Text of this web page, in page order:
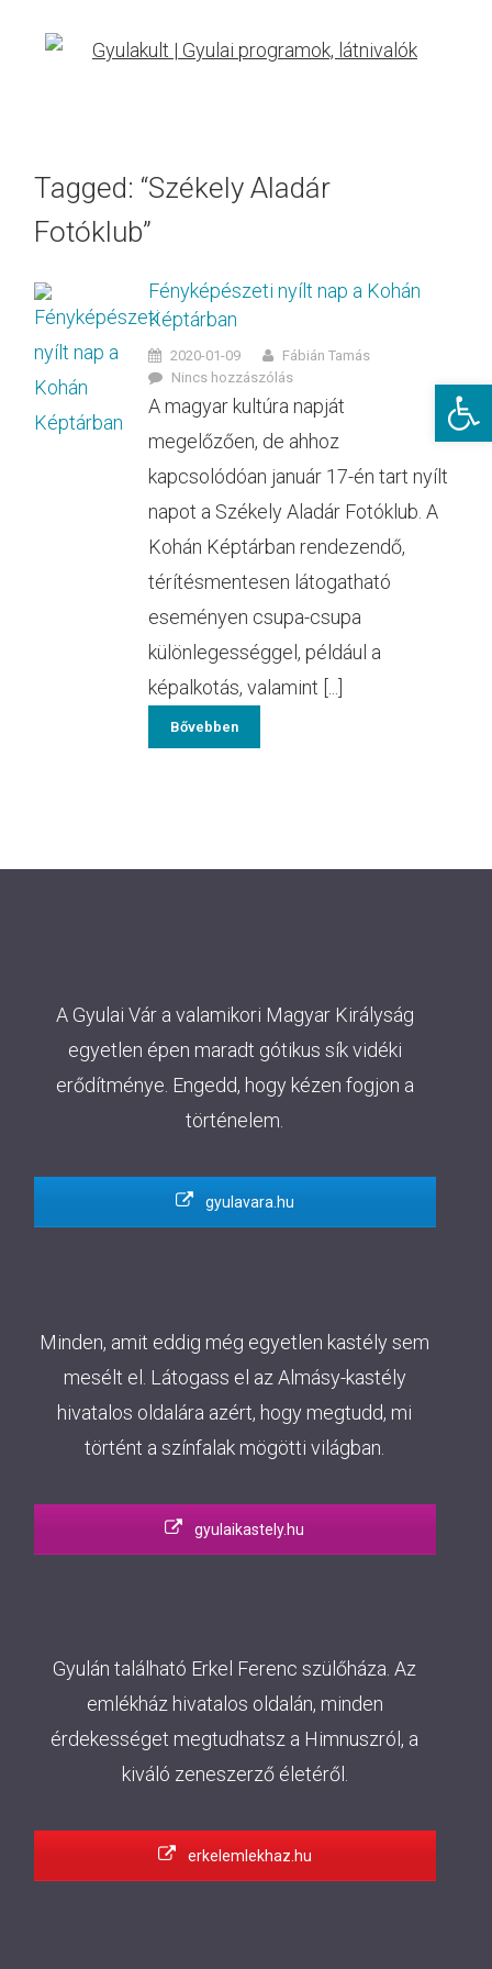
Tagged: “Székely Aladár
Fotóklub”
Fényképészeti nyílt nap a Kohán
Képtárban
2020-01-09
Fábián Tamás
Nincs hozzászólás
A magyar kultúra napját
megelőzően, de ahhoz
kapcsolódóan január 17-én tart nyílt
napot a Székely Aladár Fotóklub. A
Kohán Képtárban rendezendő,
térítésmentesen látogatható
eseményen csupa-csupa
különlegességgel, például a
képalkotás, valamint [...]
Bővebben
A Gyulai Vár a valamikori Magyar Királyság
egyetlen épen maradt gótikus sík vidéki
erődítménye. Engedd, hogy kézen fogjon a
történelem.
gyulavara.hu
Minden, amit eddig még egyetlen kastély sem
mesélt el. Látogass el az Almásy-kastély
hivatalos oldalára azért, hogy megtudd, mi
történt a színfalak mögötti világban.
gyulaikastely.hu
Gyulán található Erkel Ferenc szülőháza. Az
emlékház hivatalos oldalán, minden
érdekességet megtudhatsz a Himnuszról, a
kiváló zeneszerző életéről.
erkelemlekhaz.hu